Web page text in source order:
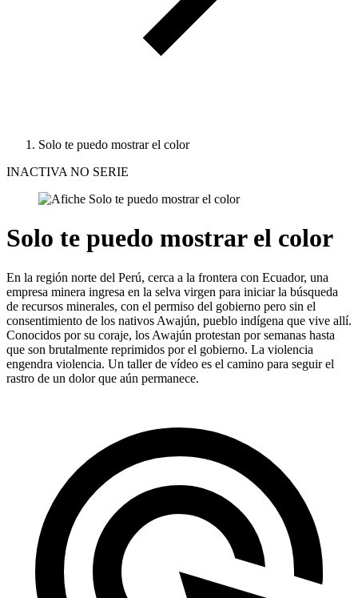
Solo te puedo mostrar el color
INACTIVA NO SERIE
Solo te puedo mostrar el color
En la región norte del Perú, cerca a la frontera con Ecuador, una
empresa minera ingresa en la selva virgen para iniciar la búsqueda
de recursos minerales, con el permiso del gobierno pero sin el
consentimiento de los nativos Awajún, pueblo indígena que vive allí.
Conocidos por su coraje, los Awajún protestan por semanas hasta
que son brutalmente reprimidos por el gobierno. La violencia
engendra violencia. Un taller de vídeo es el camino para seguir el
rastro de un dolor que aún permanece.